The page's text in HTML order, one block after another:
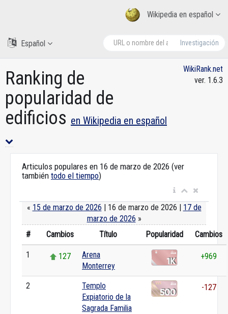
Wikipedia en español
Investigación
Español
Ranking de
popularidad de
edificios en Wikipedia en español
WikiRank.net
ver. 1.6.3
Articulos populares en 16 de marzo de 2026 (ver
también todo el tiempo)
« 15 de marzo de 2026 | 16 de marzo de 2026 | 17 de
marzo de 2026 »
#
Cambios Título Popularidad Cambios
1 127
Arena
Monterrey
+969
2
Templo
Expiatorio de la
Sagrada Familia
-127